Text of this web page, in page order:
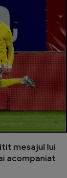
mesajul lui
acompaniat